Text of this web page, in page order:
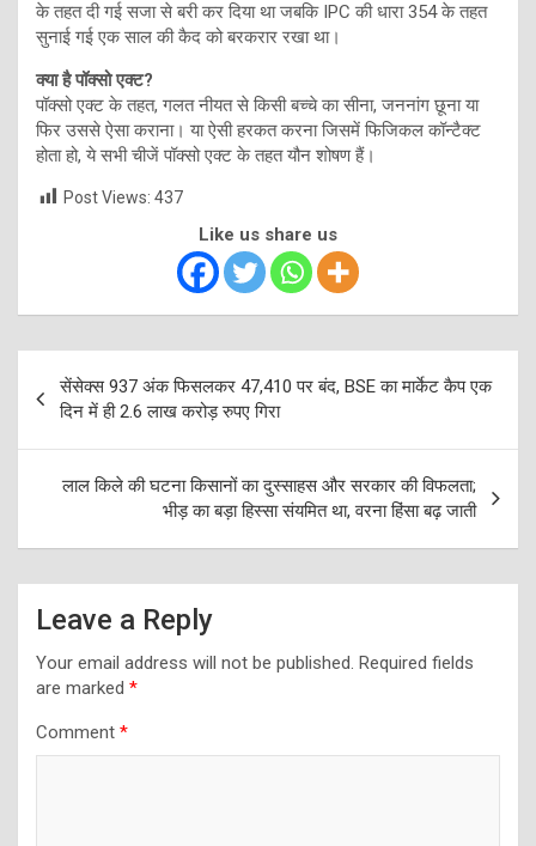
के तहत दी गई सजा से बरी कर दिया था जबकि IPC की धारा 354 के तहत
सुनाई गई एक साल की कैद को बरकरार रखा था।
क्या है पॉक्सो एक्ट?
पॉक्सो एक्ट के तहत, गलत नीयत से किसी बच्चे का सीना, जननांग छूना या
फिर उससे ऐसा कराना। या ऐसी हरकत करना जिसमें फिजिकल कॉन्टैक्ट
होता हो, ये सभी चीजें पॉक्सो एक्ट के तहत यौन शोषण हैं।
Post Views: 437
Like us share us
Post
navigation
सेंसेक्स 937 अंक फिसलकर 47,410 पर बंद, BSE का मार्केट कैप एक
दिन में ही 2.6 लाख करोड़ रुपए गिरा
लाल किले की घटना किसानों का दुस्साहस और सरकार की विफलता;
भीड़ का बड़ा हिस्सा संयमित था, वरना हिंसा बढ़ जाती
Leave a Reply
Your email address will not be published. Required fields
are marked *
Comment *